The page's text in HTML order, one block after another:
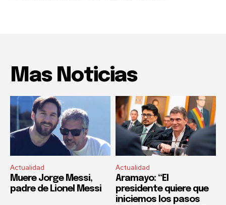
Mas Noticias
Actualidad
Muere Jorge Messi,
padre de Lionel Messi
Actualidad
Aramayo: “El
presidente quiere que
iniciemos los pasos